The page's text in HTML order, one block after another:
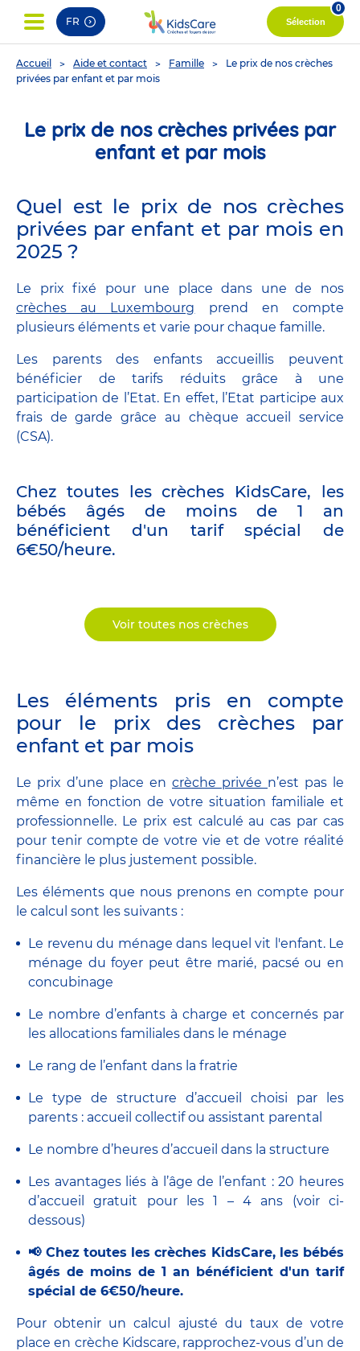
FR Sélection
0
You
are
Accueil Aide et contact Famille
Le prix de nos crèches
privées par enfant et par mois
Le prix de nos crèches privées par
enfant et par mois
Quel est le prix de nos crèches
privées par enfant et par mois en
2025 ?
Le prix fixé pour une place dans une de nos
crèches au Luxembourg prend en compte
plusieurs éléments et varie pour chaque famille.
Les parents des enfants accueillis peuvent
bénéficier de tarifs réduits grâce à une
participation de l’Etat. En effet, l’Etat participe aux
frais de garde grâce au chèque accueil service
(CSA).
Chez toutes les crèches KidsCare, les
bébés âgés de moins de 1 an
bénéficient d'un tarif spécial de
6€50/heure.
Voir toutes nos crèches
Les éléments pris en compte
pour le prix des crèches par
enfant et par mois
Le prix d’une place en crèche privée n’est pas le
même en fonction de votre situation familiale et
professionnelle. Le prix est calculé au cas par cas
pour tenir compte de votre vie et de votre réalité
financière le plus justement possible.
Les éléments que nous prenons en compte pour
le calcul sont les suivants :
Le revenu du ménage dans lequel vit l'enfant. Le
ménage du foyer peut être marié, pacsé ou en
concubinage
Le nombre d’enfants à charge et concernés par
les allocations familiales dans le ménage
Le rang de l’enfant dans la fratrie
Le type de structure d’accueil choisi par les
parents : accueil collectif ou assistant parental
Le nombre d’heures d’accueil dans la structure
Les avantages liés à l’âge de l’enfant : 20 heures
d’accueil gratuit pour les 1 – 4 ans (voir ci-
dessous)
📢 Chez toutes les crèches KidsCare, les bébés
âgés de moins de 1 an bénéficient d'un tarif
spécial de 6€50/heure.
Pour obtenir un calcul ajusté du taux de votre
place en crèche Kidscare, rapprochez-vous d’un de